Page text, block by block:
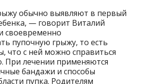
обычно выявляют в первый
— говорит Виталий
своевременно
пупочную грыжу, то есть
что с ней можно справиться
При лечении применяются
бандажи и способы
пупка. Родителям